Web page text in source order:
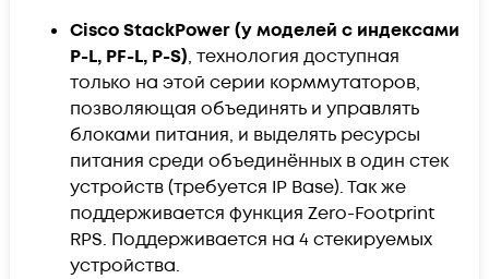
Cisco StackPower (у моделей с индексами
P-L, PF-L, P-S), технология доступная
только на этой серии корммутаторов,
позволяющая объединять и управлять
блоками питания, и выделять ресурсы
питания среди объединённых в один стек
устройств (требуется IP Base). Так же
поддерживается функция Zero-Footprint
RPS. Поддерживается на 4 стекируемых
устройства.